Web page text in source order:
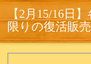
【2月15/16日
限りの復活販